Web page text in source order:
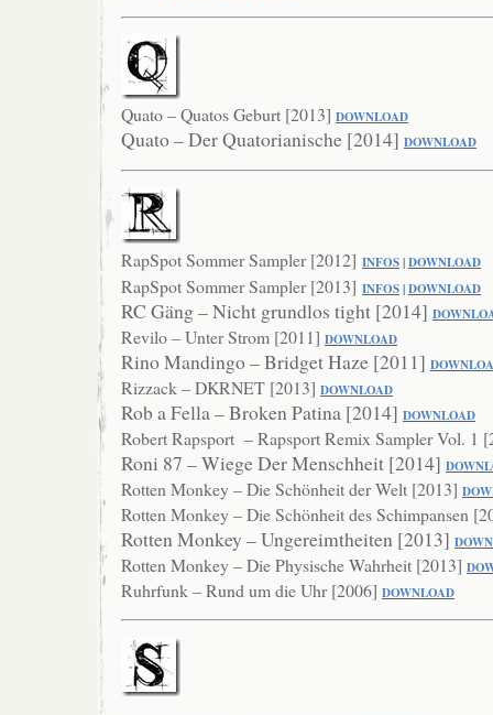
Quato – Quatos Geburt [2013] DOWNLOAD
Quato – Der Quatorianische [2014] DOWNLOAD
RapSpot Sommer Sampler [2012] INFOS|DOWNLOAD
RapSpot Sommer Sampler [2013] INFOS|DOWNLOAD
RC Gäng – Nicht grundlos tight [2014]
Revilo – Unter Strom [2011] DOWNLOAD
Rino Mandingo – Bridget Haze [2011]
Rizzack – DKRNET [2013] DOWNLOAD
Rob a Fella – Broken Patina [2014] DOWNLOAD
Robert Rapsport – Rapsport Remix Sampler Vol. 1
Roni 87 – Wiege Der Menschheit [2014] DOWNL
Rotten Monkey – Die Schönheit der Welt [2013]
Rotten Monkey – Die Schönheit des Schimpansen
Rotten Monkey – Ungereimtheiten [2013]
Rotten Monkey – Die Physische Wahrheit [2013]
Ruhrfunk – Rund um die Uhr [2006] DOWNLOAD